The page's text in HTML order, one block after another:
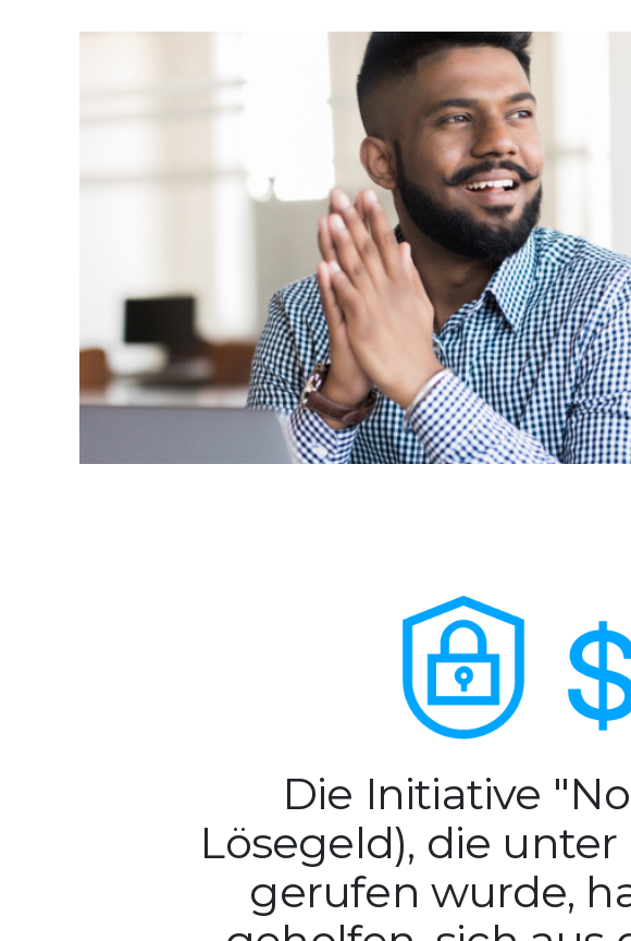
Die Initiative
Lösegeld), die
gerufen wurde,